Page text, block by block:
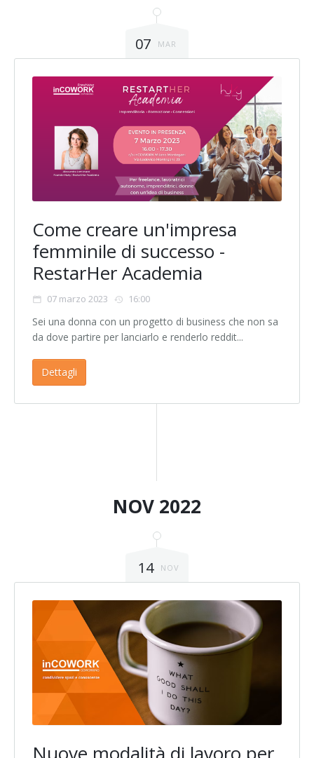
07 MAR
Come creare un'impresa
femminile di successo -
RestarHer Academia
07 marzo 2023 16:00
Sei una donna con un progetto di business che non sa
da dove partire per lanciarlo e renderlo reddit...
Dettagli
NOV 2022
14 NOV